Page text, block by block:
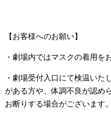
【お客様へのお願い】
・劇場内ではマスクの着用を
・劇場受付入口にて検温いた
がある方や、体調不良が認め
お断りする場合がございます